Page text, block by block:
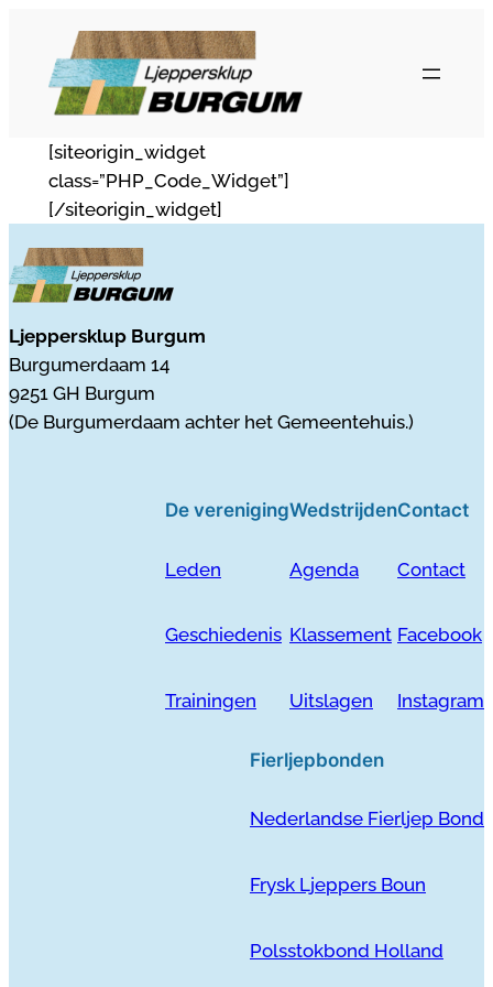
inhoud
[siteorigin_widget
class=”PHP_Code_Widget”]
[/siteorigin_widget]
Ljeppersklup Burgum
Burgumerdaam 14
9251 GH Burgum
(De Burgumerdaam achter het Gemeentehuis.)
De vereniging
Leden
Geschiedenis
Trainingen
Wedstrijden
Agenda
Klassement
Uitslagen
Contact
Contact
Facebook
Instagram
Fierljepbonden
Nederlandse Fierljep Bond
Frysk Ljeppers Boun
Polsstokbond Holland